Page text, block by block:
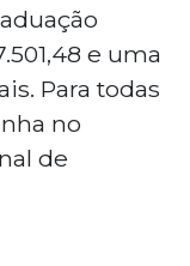
e uma
Para todas
no
de